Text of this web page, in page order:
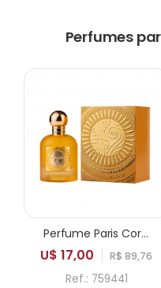
Perfumes
Perfume Paris Corner Emir Mango Punch EDP Unissex 100ml
U$ 17,00 R$ 89,76
Ref.: 759441